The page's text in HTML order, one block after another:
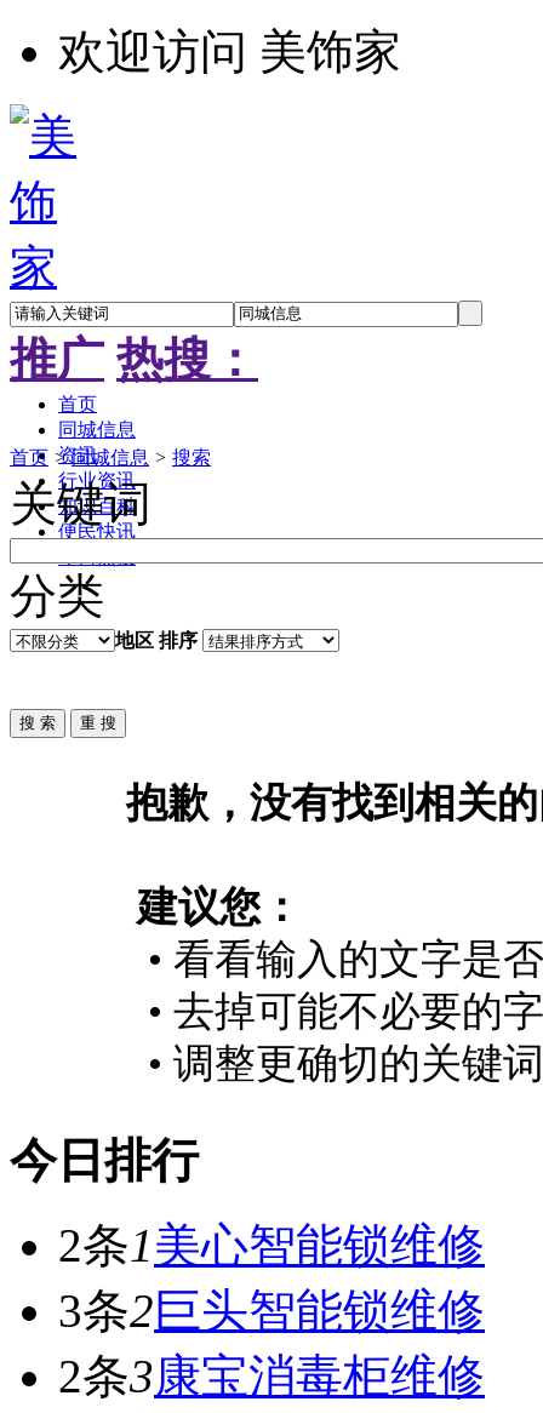
欢迎访问 美饰家
推广 热搜：
首页
同城信息
资讯
行业资讯
知识百科
便民快讯
首页 > 同城信息 > 搜索
关键词
分类
地区 排序
抱歉，没有找到相关
建议您：
• 看看输入的文字是
• 去掉可能不必要的
• 调整更确切的关键
今日排行
2条1美心智能锁维修
3条2巨头智能锁维修
2条3康宝消毒柜维修